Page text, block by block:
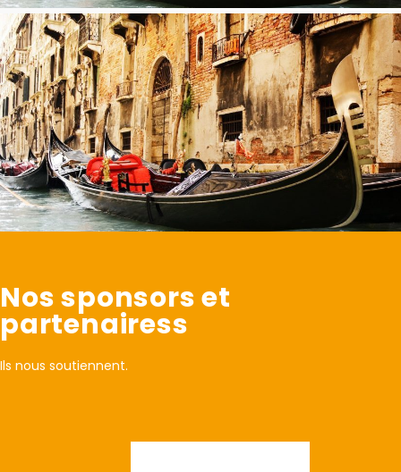
Nos sponsors et
partenairess
Ils nous soutiennent.